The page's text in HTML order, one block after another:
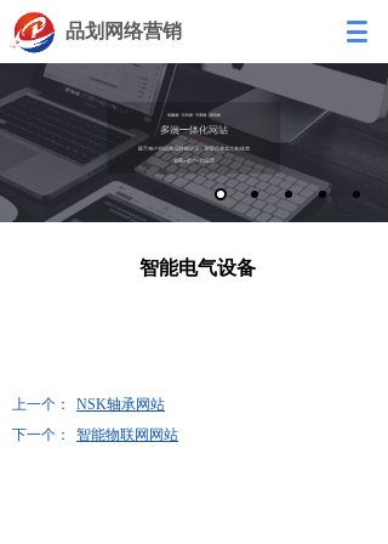
品划网络营销
智能电气设备
上一个：
NSK轴承网站
下一个：
智能物联网网站